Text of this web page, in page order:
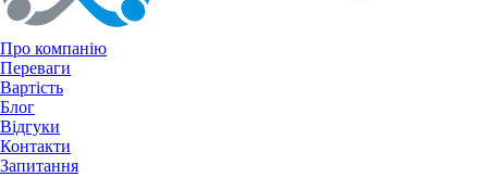
Про компанію
Переваги
Вартість
Блог
Відгуки
Контакти
Запитання